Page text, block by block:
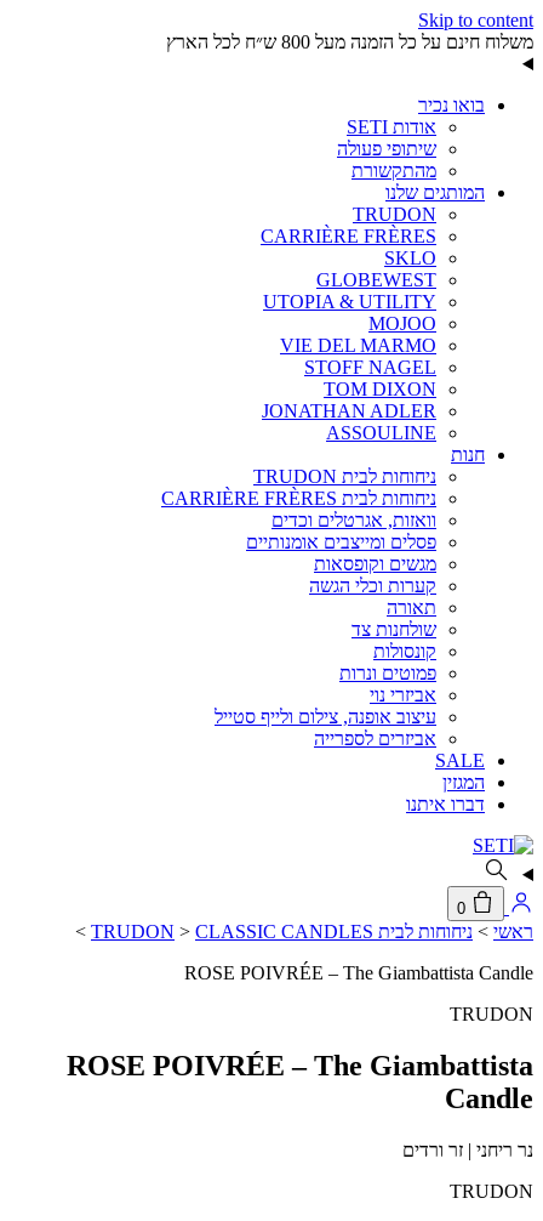
Skip to content
משלוח חינם על כל הזמנה מעל 800 ש״ח לכל הארץ
בואו נכיר
אודות SETI
שיתופי פעולה
מהתקשורת
המותגים שלנו
TRUDON
CARRIÈRE FRÈRES
SKLO
GLOBEWEST
UTOPIA & UTILITY
MOJOO
VIE DEL MARMO
STOFF NAGEL
TOM DIXON
JONATHAN ADLER
ASSOULINE
חנות
ניחוחות לבית TRUDON
ניחוחות לבית CARRIÈRE FRÈRES
וואזות, אגרטלים וכדים
פסלים ומייצבים אומנותיים
מגשים וקופסאות
קערות וכלי הגשה
תאורה
שולחנות צד
קונסולות
פמוטים ונרות
אביזרי נוי
עיצוב אופנה, צילום ולייף סטייל
אביזרים לספרייה
SALE
המגזין
דברו איתנו
0
ראשי > ניחוחות לבית TRUDON > CLASSIC CANDLES
>
ROSE POIVRÉE – The Giambattista Candle
TRUDON
ROSE POIVRÉE – The Giambattista
Candle
נר ריחני | זר ורדים
TRUDON